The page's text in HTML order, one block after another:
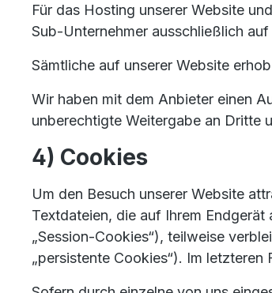
Für das Hosting unserer Website
Sub-Unternehmer ausschließlich
Sämtliche auf unserer Website
Wir haben mit dem Anbieter einen
unberechtigte Weitergabe an Dritte
4) Cookies
Um den Besuch unserer Website
Textdateien, die auf Ihrem
„Session-Cookies“), teilweise
„persistente Cookies“). Im